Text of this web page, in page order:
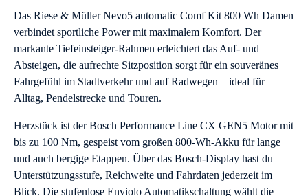
Das Riese & Müller Nevo5 automatic Comf Kit 800 Wh Damen
verbindet sportliche Power mit maximalem Komfort. Der
markante Tiefeinsteiger-Rahmen erleichtert das Auf- und
Absteigen, die aufrechte Sitzposition sorgt für ein souveränes
Fahrgefühl im Stadtverkehr und auf Radwegen – ideal für
Alltag, Pendelstrecke und Touren.
Herzstück ist der Bosch Performance Line CX GEN5 Motor mit
bis zu 100 Nm, gespeist vom großen 800-Wh-Akku für lange
und auch bergige Etappen. Über das Bosch-Display hast du
Unterstützungsstufe, Reichweite und Fahrdaten jederzeit im
Blick. Die stufenlose Enviolo Automatikschaltung wählt die